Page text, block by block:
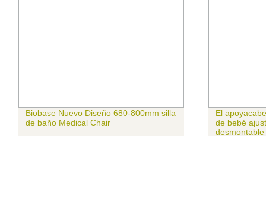
Biobase Nuevo Diseño 680-800mm silla
de baño Medical Chair
El
de bebé